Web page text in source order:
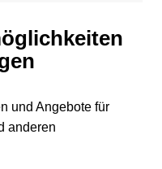
und Angebote für
anderen